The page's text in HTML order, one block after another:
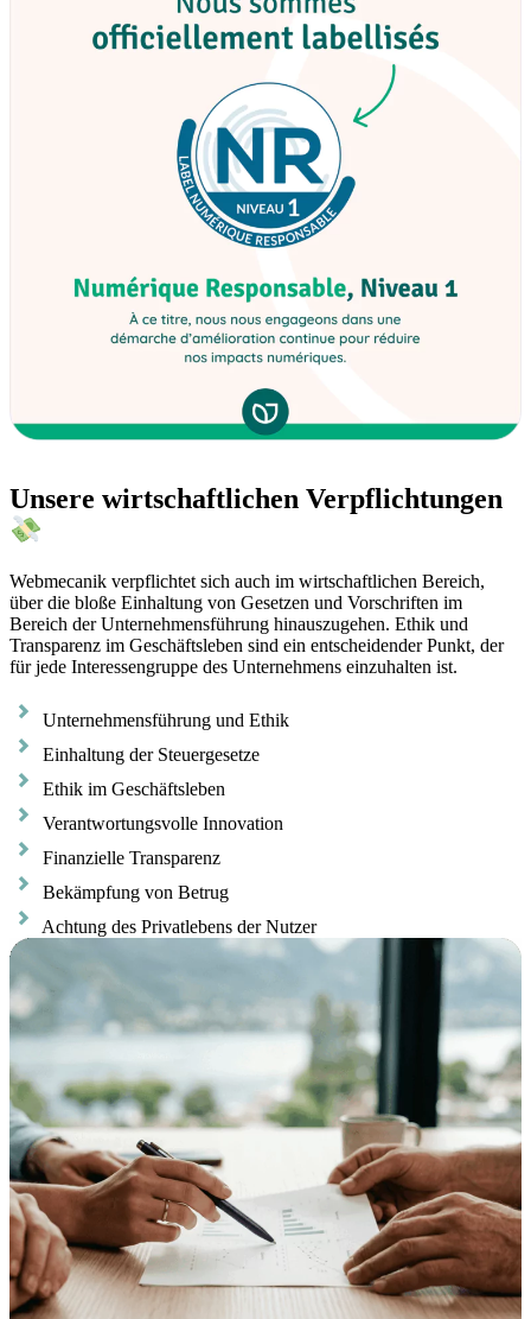
Unsere wirtschaftlichen Verpflichtungen
Webmecanik verpflichtet sich auch im wirtschaftlichen Bereich,
über die bloße Einhaltung von Gesetzen und Vorschriften im
Bereich der Unternehmensführung hinauszugehen. Ethik und
Transparenz im Geschäftsleben sind ein entscheidender Punkt, der
für jede Interessengruppe des Unternehmens einzuhalten ist.
Unternehmensführung und Ethik
Einhaltung der Steuergesetze
Ethik im Geschäftsleben
Verantwortungsvolle Innovation
Finanzielle Transparenz
Bekämpfung von Betrug
Achtung des Privatlebens der Nutzer